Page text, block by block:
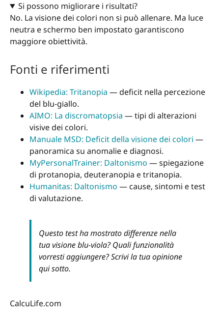
Si possono migliorare i risultati?
No. La visione dei colori non si può allenare. Ma luce
neutra e schermo ben impostato garantiscono
maggiore obiettività.
Fonti e riferimenti
Wikipedia: Tritanopia — deficit nella percezione
del blu-giallo.
AIMO: La discromatopsia — tipi di alterazioni
visive dei colori.
Manuale MSD: Deficit della visione dei colori —
panoramica su anomalie e diagnosi.
MyPersonalTrainer: Daltonismo — spiegazione
di protanopia, deuteranopia e tritanopia.
Humanitas: Daltonismo — cause, sintomi e test
di valutazione.
Questo test ha mostrato differenze nella
tua visione blu-viola? Quali funzionalità
vorresti aggiungere? Scrivi la tua opinione
qui sotto.
CalcuLife.com